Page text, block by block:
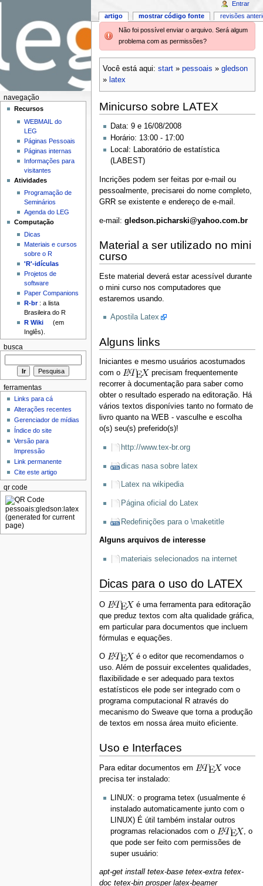
Não foi possível enviar o arquivo. Será algum
problema com as permissões?
Você está aqui: start» pessoais » gledson
» latex
Minicurso sobre LATEX
Data: 9 e 16/08/2008
Horário: 13:00 - 17:00
Local: Laboratório de estatística
(LABEST)
Incrições podem ser feitas por e-mail ou
pessoalmente, precisarei do nome completo,
GRR se existente e endereço de e-mail.
e-mail: gledson.picharski@yahoo.com.br
Material a ser utilizado no mini
curso
Este material deverá estar acessível durante
o mini curso nos computadores que
estaremos usando.
Apostila Latex
Alguns links
Iniciantes e mesmo usuários acostumados
com o
precisam frequentemente
recorrer à documentação para saber como
obter o resultado esperado na editoração. Há
vários textos disponívies tanto no formato de
livro quanto na WEB - vasculhe e escolha
o(s) seu(s) preferido(s)!
http://www.tex-br.org
dicas nasa sobre latex
Latex na wikipedia
Página oficial do Latex
Redefinições para o \maketitle
Alguns arquivos de interesse
materiais selecionados na internet
Dicas para o uso do LATEX
O
é uma ferramenta para editoração
que preduz textos com alta qualidade gráfica,
em particular para documentos que incluem
fórmulas e equações.
O
é o editor que recomendamos o
uso. Além de possuir excelentes qualidades,
flaxibilidade e ser adequado para textos
estatísticos ele pode ser integrado com o
programa computacional R através do
mecanismo do Sweave que torna a produção
de textos em nossa área muito eficiente.
Uso e Interfaces
Para editar documentos em
voce
precisa ter instalado:
LINUX: o programa tetex (usualmente é
instalado automaticamente junto com o
LINUX) É útil também instalar outros
programas relacionados com o
, o
que pode ser feito com permissões de
super usuário:
apt-get install tetex-base tetex-extra tetex-
doc tetex-bin prosper latex-beamer
artigo mostrar código fonte revisões
Entrar
navegação
Recursos
WEBMAIL do
LEG
Páginas Pessoais
Páginas internas
Informações para
visitantes
Atividades
Programação de
Seminários
Agenda do LEG
Computação
Dicas
Materiais e cursos
sobre o R
'R'-idículas
Projetos de
software
Paper Companions
R-br: a lista
Brasileira do R
R Wiki
(em
Inglês).
busca
ferramentas
Links para cá
Alterações recentes
Gerenciador de mídias
Índice do site
Versão para
Impressão
Link permanente
Cite este artigo
qr code